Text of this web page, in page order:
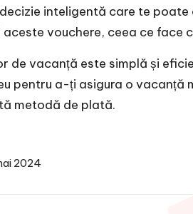
inteligentă care te
vouchere, ceea ce face
de vacanță este simplă și
pentru a-ți asigura o
metodă de plată.
2024